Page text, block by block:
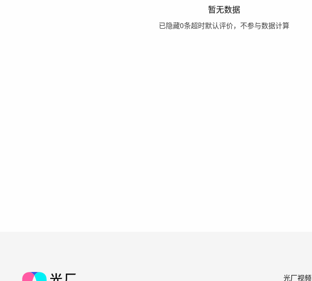
暂无数据
已隐藏0条超时默认评价，不参与数据计算
光厂视频